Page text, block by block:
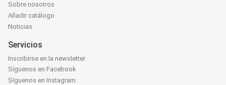
Sobre nosotros
Añadir catálogo
Noticias
Servicios
Inscribirse en la newsletter
Síguenos en Facebook
Síguenos en Instagram